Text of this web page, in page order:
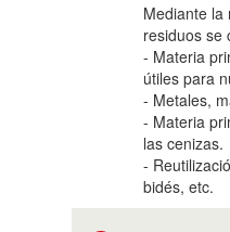
Mediante la
residuos se
- Materia
útiles para
- Metales,
- Materia
las cenizas.
-
bidés, etc.